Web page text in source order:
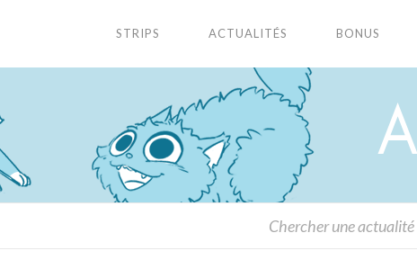
STRIPS ACTUALITÉS BONUS
A